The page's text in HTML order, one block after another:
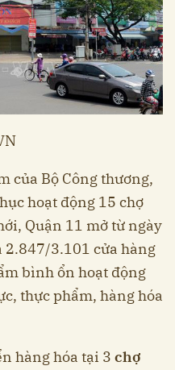
của Bộ Công thương,
hoạt động 15 chợ
Quận 11 mở từ ngày
3.101 cửa hàng
bình ổn hoạt động
thực phẩm, hàng hóa
hàng hóa tại 3 chợ